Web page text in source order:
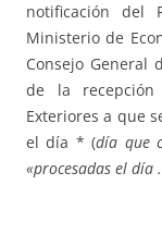
notificación del
Ministerio de
Consejo General
de la recepción
Exteriores a que
el día * (día que
«procesadas el día